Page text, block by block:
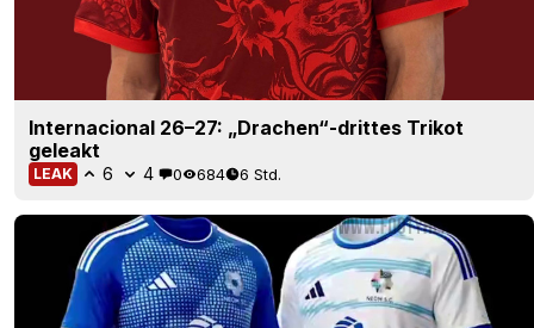
Internacional 26–27: „Drachen“-drittes Trikot
geleakt
LEAK 6 4 0 684 6 Std.